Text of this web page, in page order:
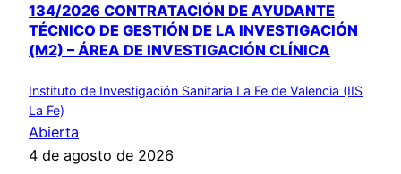
134/2026 CONTRATACIÓN DE AYUDANTE
TÉCNICO DE GESTIÓN DE LA INVESTIGACIÓN
(M2) – ÁREA DE INVESTIGACIÓN CLÍNICA
Instituto de Investigación Sanitaria La Fe de Valencia (IIS
La Fe)
Abierta
4 de agosto de 2026